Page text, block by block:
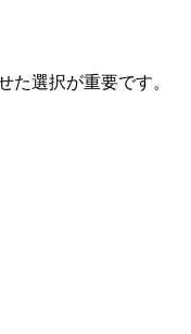
た選択が重要です。